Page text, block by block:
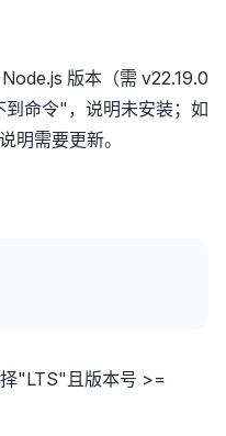
版本（需 v22.19.0
命令"，说明未安装；如
明需要更新。
"LTS"且版本号 >=